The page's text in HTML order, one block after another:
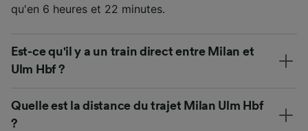
qu'en 6 heures et 22 minutes.
Est-ce qu'il y a un train direct entre Milan et
Ulm Hbf ?
Quelle est la distance du trajet Milan Ulm Hbf
?